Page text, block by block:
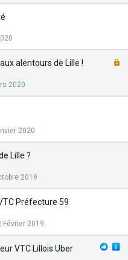
alentours de Lille !
2020
2020
Lille ?
2019
Préfecture 59
Février 2019
VTC Lillois Uber